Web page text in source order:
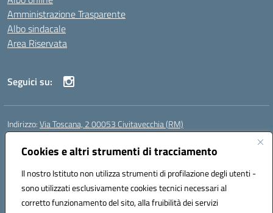
Cookies e altri strumenti di tracciamento
Il nostro Istituto non utilizza strumenti di profilazione degli utenti -
sono utilizzati esclusivamente cookies tecnici necessari al
corretto funzionamento del sito, alla fruibilità dei servizi
Amministrazione Trasparente
Albo sindacale
Area Riservata
Seguici su:
Indirizzo:Via Toscana, 2 00053 Civitavecchia (RM)
Centralino:
Posta elettronica certificata (PEC):rmic8b900g@pec.istruzione.it
Codice fiscale: 91038380589
Codice meccanografico:RMIC8B900G
Codice Indice delle Pubbliche Amministrazioni (IPA): istsc_rmic8b900g
Codice unico di fatturazione (CUF): UFP4NO